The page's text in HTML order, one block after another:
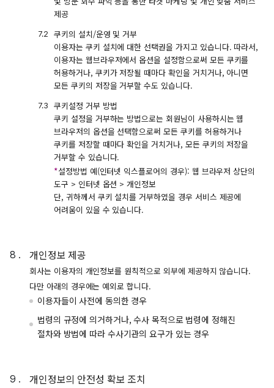
제공
쿠키의 설치/운영 및 거부
이용자는 쿠키 설치에 대한 선택권을 가지고 있습니다. 따라서,
이용자는 웹브라우저에서 옵션을 설정함으로써 모든 쿠키를
허용하거나, 쿠키가 저장될 때마다 확인을 거치거나, 아니면
모든 쿠키의 저장을 거부할 수도 있습니다.
쿠키설정 거부 방법
쿠키 설정을 거부하는 방법으로는 회원님이 사용하시는 웹
브라우저의 옵션을 선택함으로써 모든 쿠키를 허용하거나
쿠키를 저장할 때마다 확인을 거치거나, 모든 쿠키의 저장을
거부할 수 있습니다.
*설정방법 예(인터넷 익스플로어의 경우): 웹 브라우저 상단의
도구 > 인터넷 옵션 > 개인정보
단, 귀하께서 쿠키 설치를 거부하였을 경우 서비스 제공에
어려움이 있을 수 있습니다.
개인정보 제공
회사는 이용자의 개인정보를 원칙적으로 외부에 제공하지 않습니다.
다만 아래의 경우에는 예외로 합니다.
이용자들이 사전에 동의한 경우
법령의 규정에 의거하거나, 수사 목적으로 법령에 정해진
절차와 방법에 따라 수사기관의 요구가 있는 경우
개인정보의 안전성 확보 조치